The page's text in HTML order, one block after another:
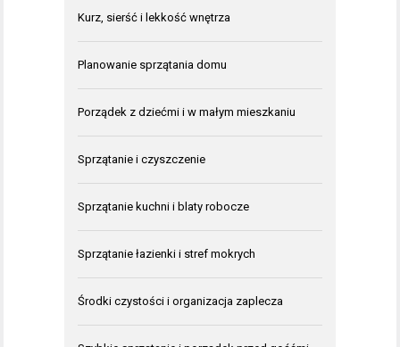
Kurz, sierść i lekkość wnętrza
Planowanie sprzątania domu
Porządek z dziećmi i w małym mieszkaniu
Sprzątanie i czyszczenie
Sprzątanie kuchni i blaty robocze
Sprzątanie łazienki i stref mokrych
Środki czystości i organizacja zaplecza